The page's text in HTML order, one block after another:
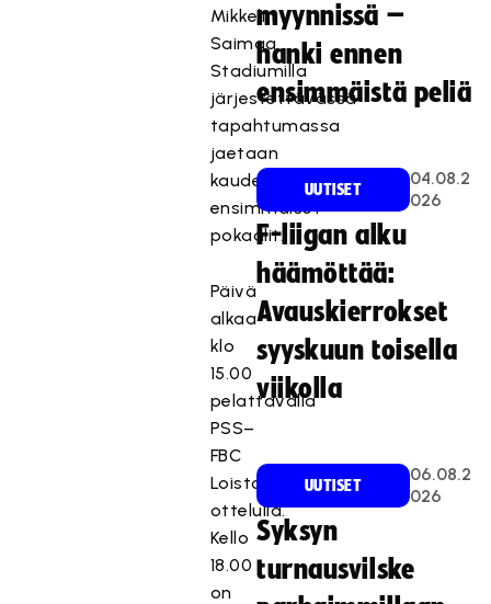
Mikkelin
Saimaa
Stadiumilla
järjestettävässä
tapahtumassa
jaetaan
kauden
ensimmäiset
pokaalit.
Päivä
alkaa
klo
15.00
pelattavalla
PSS–
FBC
Loisto-
ottelulla.
Kello
18.00
on
myynnissä –
hanki ennen
ensimmäistä peliä
UUTISET
04.08.2
026
F-liigan alku
häämöttää:
Avauskierrokset
syyskuun toisella
viikolla
UUTISET
06.08.2
026
Syksyn
turnausvilske